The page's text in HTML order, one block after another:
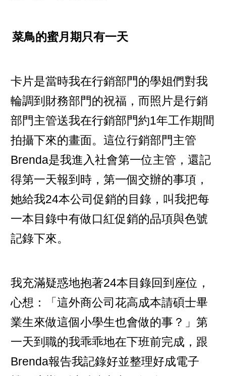
菜鳥的蜜月期只有一天
卡片是當時我在行銷部門的學姐們對我
輪調到財務部門的祝福，而照片是行銷
部門主管送我在行銷部門約1年工作期間
拍攝下來的畫面。這位行銷部門主管
Brenda是我進入社會第一位主管，還記
得第一天報到時，第一個交辦的事項，
她給我24本公司促銷的目錄，叫我把每
一本目錄中有做口紅促銷的品項與色號
記錄下來。
我充滿疑惑地抱著24本目錄回到座位，
心想：「這外商公司花高成本請碩士畢
業生來做這個小學生也會做的事？」第
一天到職的我乖乖地在下班前完成，跟
Brenda報告我記錄好並整理好成電子